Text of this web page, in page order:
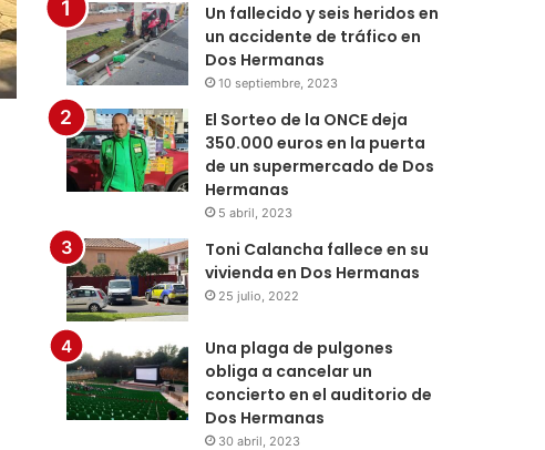
Un fallecido y seis heridos en
un accidente de tráfico en
Dos Hermanas
10 septiembre, 2023
El Sorteo de la ONCE deja
350.000 euros en la puerta
de un supermercado de Dos
Hermanas
5 abril, 2023
Toni Calancha fallece en su
vivienda en Dos Hermanas
25 julio, 2022
Una plaga de pulgones
obliga a cancelar un
concierto en el auditorio de
Dos Hermanas
30 abril, 2023